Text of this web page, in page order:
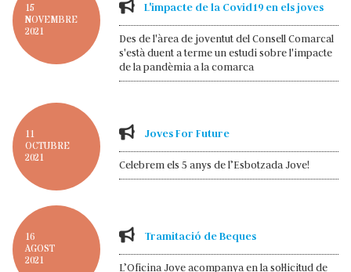
15
NOVEMBRE
2021
L'impacte de la Covid19 en els joves
Des de l'àrea de joventut del Consell Comarcal
s'està duent a terme un estudi sobre l'impacte
de la pandèmia a la comarca
11
OCTUBRE
2021
Joves For Future
Celebrem els 5 anys de l’Esbotzada Jove!
16
AGOST
2021
Tramitació de Beques
L’Oficina Jove acompanya en la sol·licitud de